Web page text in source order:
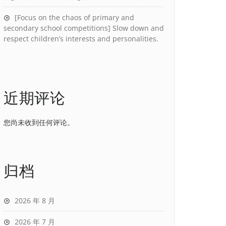
[Focus on the chaos of primary and
secondary school competitions] Slow down and
respect children’s interests and personalities.
近期评论
您尚未收到任何评论。
归档
2026 年 8 月
2026 年 7 月